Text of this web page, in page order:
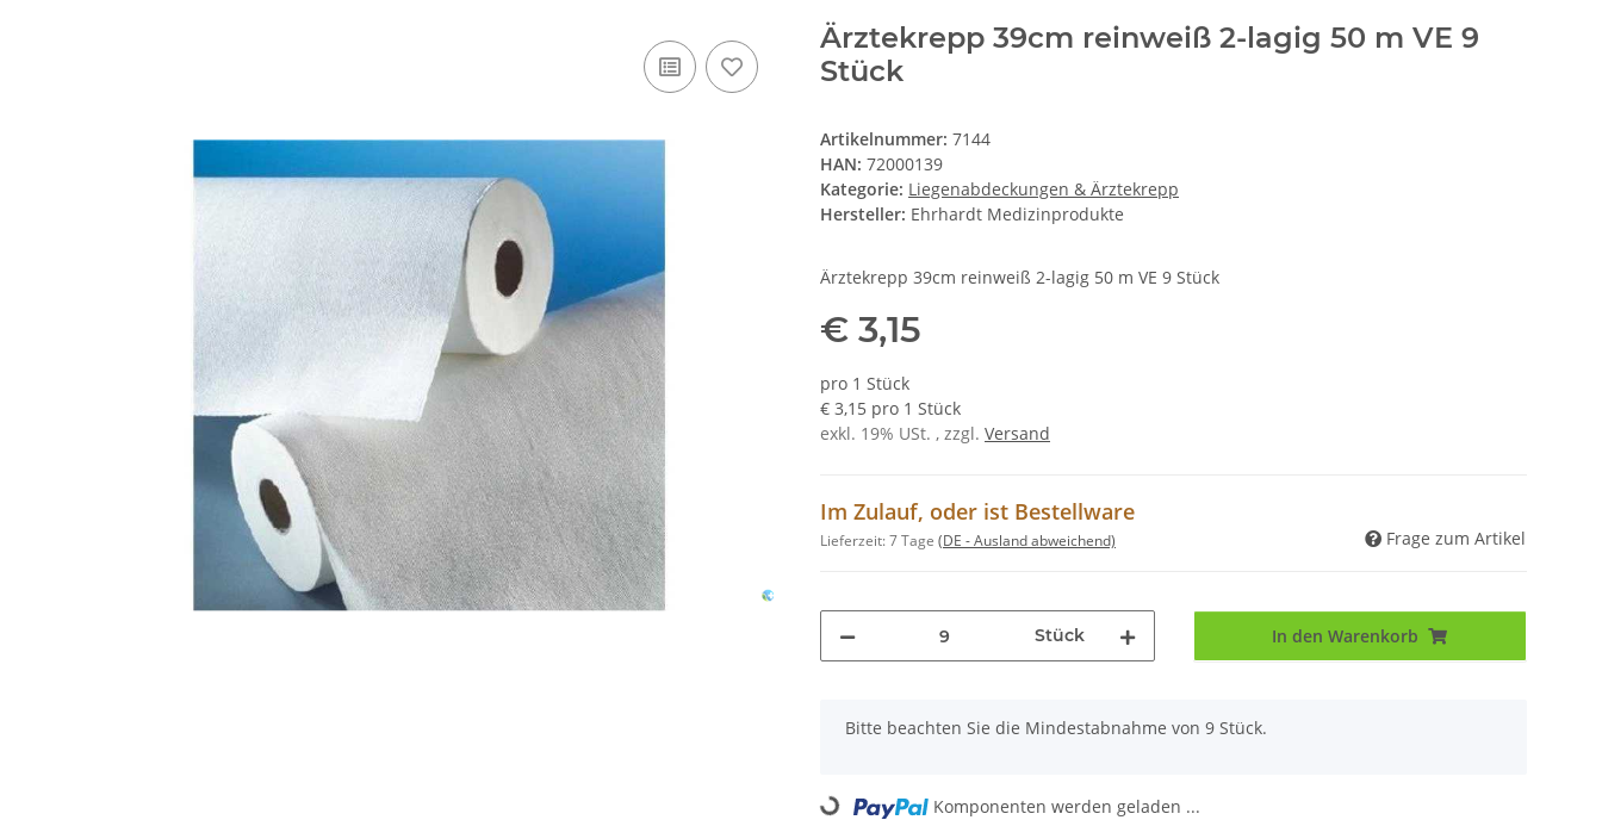
Ärztekrepp 39cm reinweiß 2-lagig 50 m VE 9
Stück
Artikelnummer: 7144
HAN: 72000139
Kategorie: Liegenabdeckungen & Ärztekrepp
Hersteller: Ehrhardt Medizinprodukte
Ärztekrepp 39cm reinweiß 2-lagig 50 m VE 9 Stück
€ 3,15
pro 1 Stück
€ 3,15 pro 1 Stück
exkl. 19% USt. , zzgl. Versand
Im Zulauf, oder ist Bestellware
Lieferzeit:7 Tage (DE - Ausland abweichend) Frage zum Artikel
Stück In den Warenkorb
x
Bitte beachten Sie die Mindestabnahme von 9 Stück.
Loading... Komponenten werden geladen ...